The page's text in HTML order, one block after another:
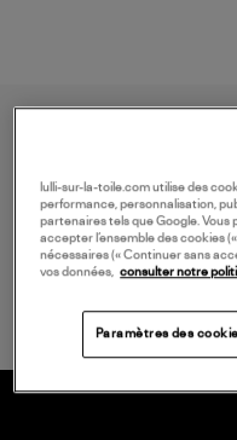
à partir
lulli-sur-la-toile.com utilise des
performance, personnalisation,
partenaires tels que Google. Vous
accepter l’ensemble des cookies
nécessaires (« Continuer sans
vos données, consulter notre
Paramètres des